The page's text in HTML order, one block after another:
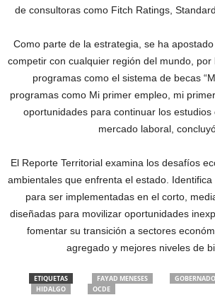
de consultoras como Fitch Ratings,
Como parte de la estrategia, se ha
competir con cualquier región del mundo,
programas como el sistema de becas
programas como Mi primer empleo, mi
oportunidades para continuar los estudios
mercado laboral,
El Reporte Territorial examina los desafíos
ambientales que enfrenta el estado.
para ser implementadas en el corto,
diseñadas para movilizar oportunidades
fomentar su transición a sectores
agregado y mejores niveles de
ETIQUETAS FAYAD MENESES
HIDALGO
OCDE